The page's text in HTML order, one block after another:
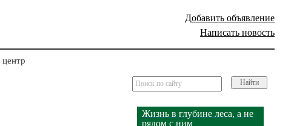
Добавить объявление
Написать новость
Найти
Жизнь в глубине леса, а не
рядом с ним